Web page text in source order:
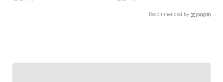
Recommended by